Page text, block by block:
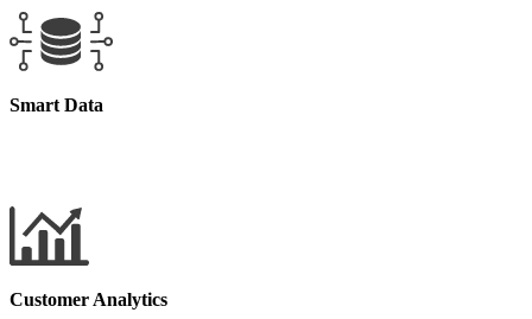
Smart Data
Customer Analytics